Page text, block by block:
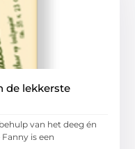
de lekkerste
van het deeg én
is een